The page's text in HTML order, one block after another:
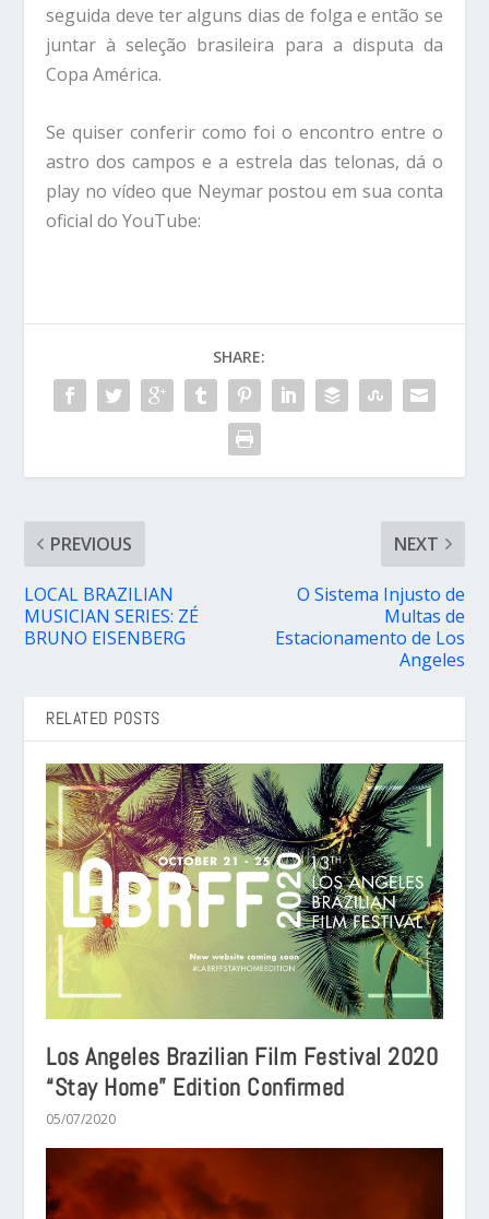
seguida deve ter alguns dias de folga e então se
juntar à seleção brasileira para a disputa da
Copa América.
Se quiser conferir como foi o encontro entre o
astro dos campos e a estrela das telonas, dá o
play no vídeo que Neymar postou em sua conta
oficial do YouTube:
SHARE:
PREVIOUS
LOCAL BRAZILIAN
MUSICIAN SERIES: ZÉ
BRUNO EISENBERG
NEXT
O Sistema Injusto de
Multas de
Estacionamento de Los
Angeles
RELATED POSTS
Los Angeles Brazilian Film Festival 2020
“Stay Home” Edition Confirmed
05/07/2020